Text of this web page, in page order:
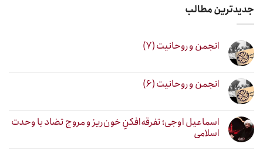
جدیدترین مطالب
انجمن و روحانیت (۷)
انجمن و روحانیت (۶)
اسماعیل اوجی؛ تفرقه‌افکنِ خون‌ریز و مروج تضاد با وحدت
اسلامی